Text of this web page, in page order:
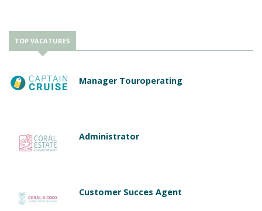
TOP VACATURES
Manager Touroperating
Administrator
Customer Succes Agent